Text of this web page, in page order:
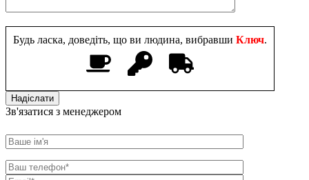
Будь ласка, доведіть, що ви людина, вибравши Ключ.
Зв'язатися з менеджером